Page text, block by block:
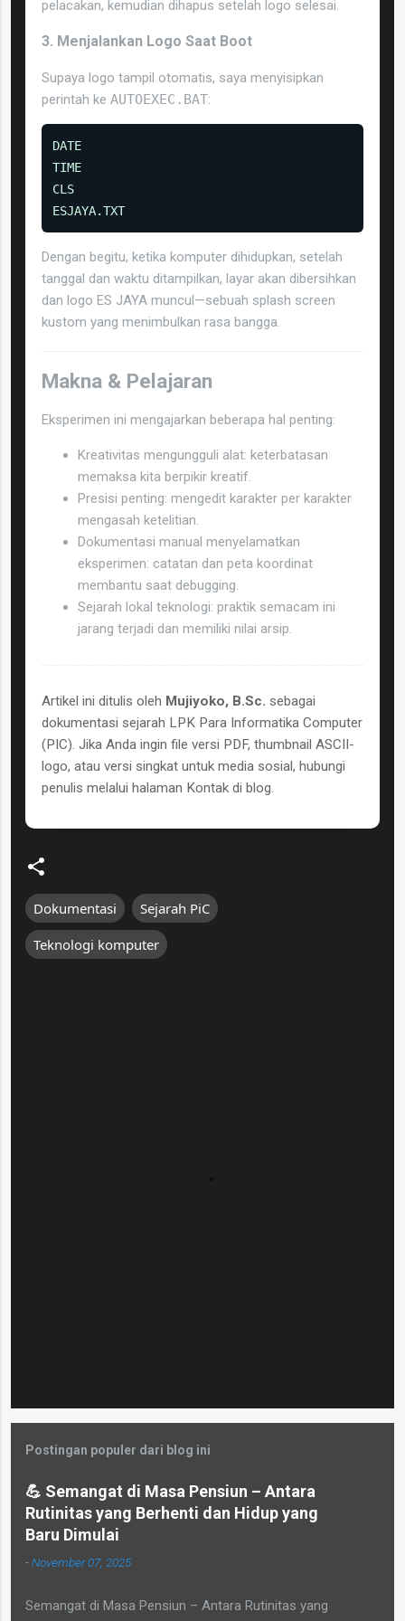
pelacakan, kemudian dihapus setelah logo selesai.
3. Menjalankan Logo Saat Boot
Supaya logo tampil otomatis, saya menyisipkan
perintah ke AUTOEXEC.BAT:
DATE
TIME
CLS
ESJAYA.TXT
Dengan begitu, ketika komputer dihidupkan, setelah
tanggal dan waktu ditampilkan, layar akan dibersihkan
dan logo ES JAYA muncul—sebuah splash screen
kustom yang menimbulkan rasa bangga.
Makna & Pelajaran
Eksperimen ini mengajarkan beberapa hal penting:
Kreativitas mengungguli alat: keterbatasan
memaksa kita berpikir kreatif.
Presisi penting: mengedit karakter per karakter
mengasah ketelitian.
Dokumentasi manual menyelamatkan
eksperimen: catatan dan peta koordinat
membantu saat debugging.
Sejarah lokal teknologi: praktik semacam ini
jarang terjadi dan memiliki nilai arsip.
Artikel ini ditulis oleh Mujiyoko, B.Sc. sebagai
dokumentasi sejarah LPK Para Informatika Computer
(PIC). Jika Anda ingin file versi PDF, thumbnail ASCII-
logo, atau versi singkat untuk media sosial, hubungi
penulis melalui halaman Kontak di blog.
Dokumentasi
Sejarah PiC
Teknologi komputer
Postingan populer dari blog ini
💪 Semangat di Masa Pensiun – Antara
Rutinitas yang Berhenti dan Hidup yang
Baru Dimulai
-November 07, 2025
Semangat di Masa Pensiun – Antara Rutinitas yang